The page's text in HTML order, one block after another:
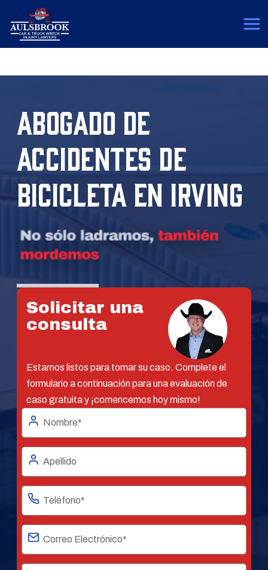
ABOGADO DE
ACCIDENTES DE
BICICLETA EN IRVING
Solicitar una
consulta
Estamos listos para tomar su caso. Complete el
formulario a continuación para una evaluación de
caso gratuita y ¡comencemos hoy mismo!